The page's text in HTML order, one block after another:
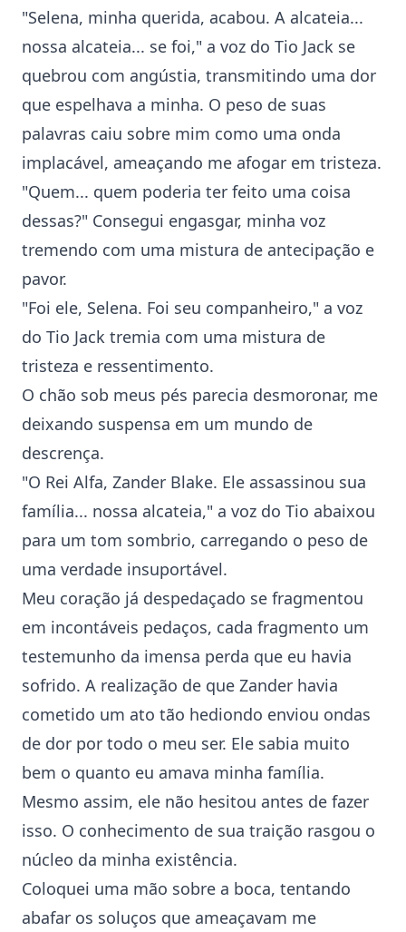
"Selena, minha querida, acabou. A alcateia...
nossa alcateia... se foi," a voz do Tio Jack se
quebrou com angústia, transmitindo uma dor
que espelhava a minha. O peso de suas
palavras caiu sobre mim como uma onda
implacável, ameaçando me afogar em tristeza.
"Quem... quem poderia ter feito uma coisa
dessas?" Consegui engasgar, minha voz
tremendo com uma mistura de antecipação e
pavor.
"Foi ele, Selena. Foi seu companheiro," a voz
do Tio Jack tremia com uma mistura de
tristeza e ressentimento.
O chão sob meus pés parecia desmoronar, me
deixando suspensa em um mundo de
descrença.
"O Rei Alfa, Zander Blake. Ele assassinou sua
família... nossa alcateia," a voz do Tio abaixou
para um tom sombrio, carregando o peso de
uma verdade insuportável.
Meu coração já despedaçado se fragmentou
em incontáveis pedaços, cada fragmento um
testemunho da imensa perda que eu havia
sofrido. A realização de que Zander havia
cometido um ato tão hediondo enviou ondas
de dor por todo o meu ser. Ele sabia muito
bem o quanto eu amava minha família.
Mesmo assim, ele não hesitou antes de fazer
isso. O conhecimento de sua traição rasgou o
núcleo da minha existência.
Coloquei uma mão sobre a boca, tentando
abafar os soluços que ameaçavam me